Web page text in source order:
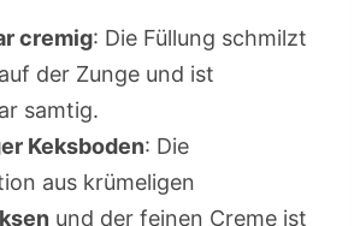
cremig: Die Füllung schmilzt
der Zunge und ist
samtig.
Keksboden: Die
aus krümeligen
und der feinen Creme ist